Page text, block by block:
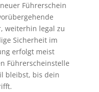
Führerschein
weiterhin legal zu
Sicherheit im
erfolgt meist
Führerscheinstelle
bleibst, bis dein